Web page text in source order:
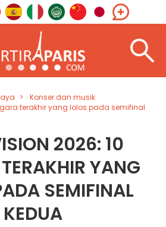
Konser dan musik
terakhir yang lolos pada semifinal
2026: 10
YANG
SEMIFINAL
KEDUA